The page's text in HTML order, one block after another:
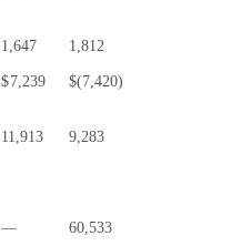
1,647 1,812
$7,239 $(7,420)
11,913 9,283
— 60,533